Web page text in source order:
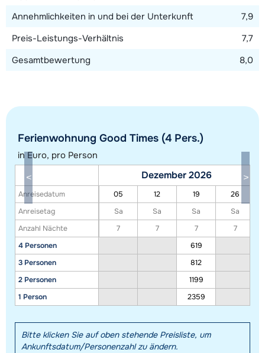
Karte anzeigen
Alle Unterkünfte in diesem Gebiet anzeigen
Diese Karte zeigt eine Indikation der Lage unserer Unterkünfte. Die genaue
Lage kann jedoch abweichen.
Annehmlichkeiten in und bei der Unterkunft
7,9
Preis-Leistungs-Verhältnis
7,7
Gesamtbewertung
8,0
Ferienwohnung Good Times (4 Pers.)
in Euro, pro Person
Anreisedatum
Anreisetag
Anzahl Nächte
4 Personen
3 Personen
2 Personen
1 Person
Dezember 2026
05 12 19
26
Sa
Sa Sa
Sa
7
7 7
7
619
812
1199
2359
Bitte klicken Sie auf oben stehende Preisliste, um
Ankunftsdatum/Personenzahl zu ändern.